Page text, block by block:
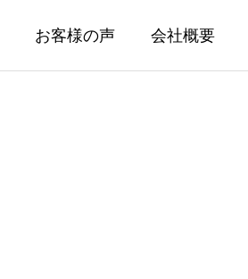
お客様の声 会社概要